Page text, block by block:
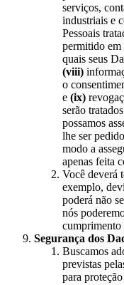
serviços,
industriais e
Pessoais
permitido em
quais seus
(viii)
o
e (ix)
serão
possamos
lhe ser
modo a
apenas feita
Você deverá
exemplo,
poderá não
nós
cumprimento
Segurança dos
Buscamos
previstas
para